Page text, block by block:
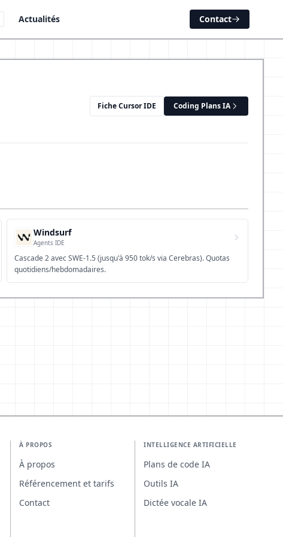
Actualités Contact
Fiche Cursor IDE Coding Plans IA
Windsurf
Agents IDE
Cascade 2 avec SWE-1.5 (jusqu'à 950 tok/s via Cerebras). Quotas
quotidiens/hebdomadaires.
À PROPOS
À propos
Référencement et tarifs
Contact
INTELLIGENCE ARTIFICIELLE
Plans de code IA
Outils IA
Dictée vocale IA